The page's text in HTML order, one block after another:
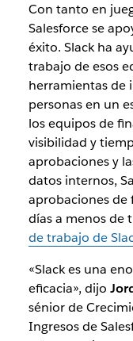
Con tanto en
Salesforce se
éxito. Slack ha
trabajo de esos
herramientas de
personas en un
los equipos de
visibilidad y
aprobaciones y
datos internos,
aprobaciones de
días a menos de
de trabajo de
«Slack es una
eficacia», dijo
sénior de
Ingresos de